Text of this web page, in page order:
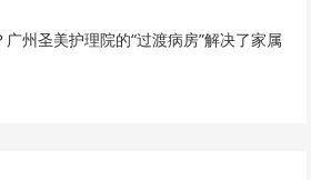
州圣美护理院的“过渡病房”解决了家属